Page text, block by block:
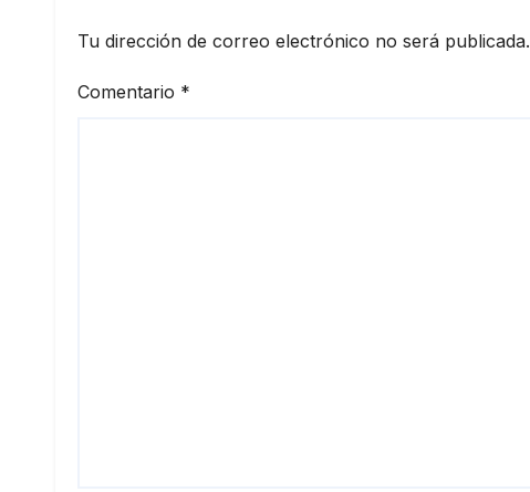
Tu dirección de correo electrónico no será publicada.
Comentario *